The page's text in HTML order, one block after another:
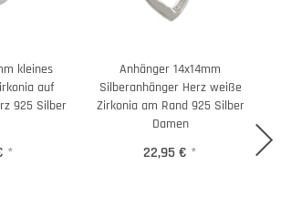
kleines
auf
925 Silber
*
Anhänger 14x14mm
Silberanhänger Herz weiße
Zirkonia am Rand 925 Silber
Damen
22,95 € *